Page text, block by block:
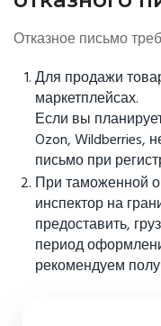
Отказное письмо
Для продажи
маркетплейсах.
Если вы
Ozon, Wildberries,
письмо при
При таможенной
инспектор на
предоставить,
период
рекомендуем